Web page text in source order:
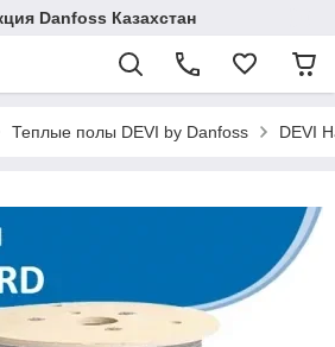
Danfoss Казахстан
Теплые полы DEVI by Danfoss DEVI